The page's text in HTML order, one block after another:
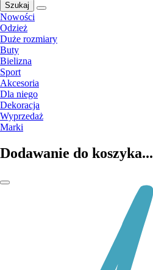
Szukaj
Nowości
Odzież
Duże rozmiary
Buty
Bielizna
Sport
Akcesoria
Dla niego
Dekoracja
Wyprzedaż
Marki
Dodawanie do koszyka...